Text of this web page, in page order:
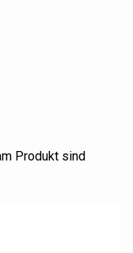
Produkt sind